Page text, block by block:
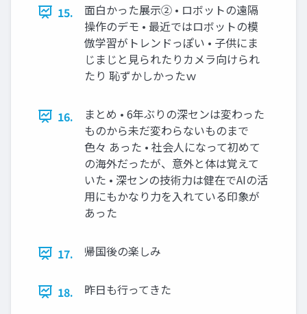
15.
面白かった展示② • ロボットの遠隔
操作のデモ • 最近ではロボットの模
倣学習がトレンドっぽい • 子供にま
じまじと見られたりカメラ向けられ
たり 恥ずかしかったｗ
16.
まとめ • 6年ぶりの深センは変わった
ものから未だ変わらないものまで
色々 あった • 社会人になって初めて
の海外だったが、意外と体は覚えて
いた • 深センの技術力は健在でAIの活
用にもかなり力を入れている印象が
あった
17. 帰国後の楽しみ
18. 昨日も行ってきた